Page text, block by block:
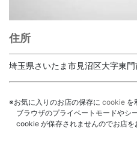
住所
埼玉県さいたま市見沼区大字東
※お気に入りのお店の保存に cookie を
ブラウザのプライベートモードやシ
cookie が保存されませんのでお店を